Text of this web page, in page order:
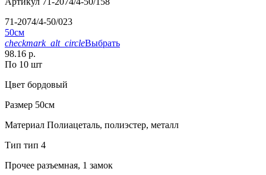
71-2074/4-50/023
50см
checkmark_alt_circleВыбрать
98.16 р.
По 10 шт
Цвет бордовый
Размер 50см
Материал Полиацеталь, полиэстер, металл
Тип тип 4
Прочее разъемная, 1 замок